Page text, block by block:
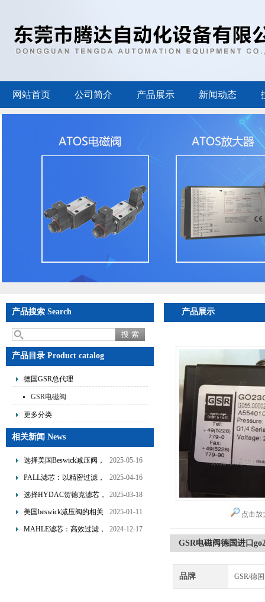
网站首页 公司简介 产品展示 新闻动态
产品搜索 Search
产品目录 Product catalog
德国GSR总代理
GSR电磁阀
更多分类
相关新闻 News
选择美国Beswick减压阀，
提升流体系统效率
2025-05-16
PALL滤芯：以精密过滤，
为工业流体筑起“隐形安全
2025-04-16
选择HYDAC贺德克滤芯，
享受精准过滤与稳定性能
2025-03-18
美国beswick减压阀的相关
知识
2025-01-11
MAHLE滤芯：高效过滤，
2024-12-17
产品展示
点击放
GSR电磁阀德国进口
品牌 GSR/德国